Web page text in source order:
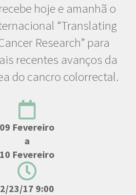
hoje e amanhã o
“Translating
Research” para
recentes avanços da
do cancro colorrectal.
09 Fevereiro
a
10 Fevereiro
2/23/17 9:00